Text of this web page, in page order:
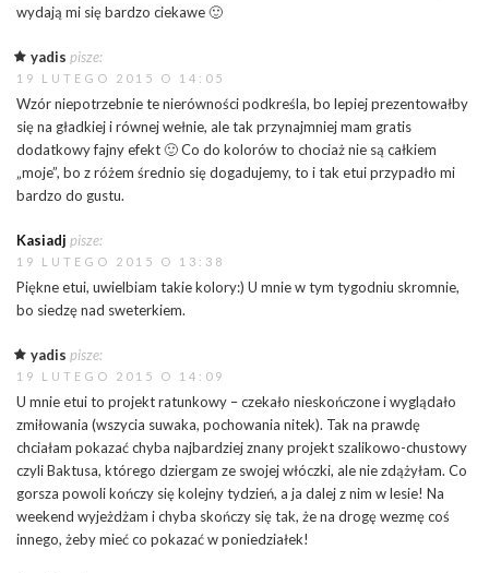
wydają mi się bardzo ciekawe 🙂
yadis pisze:
19 LUTEGO 2015 O 14:05
Wzór niepotrzebnie te nierówności podkreśla, bo lepiej prezentowałby
się na gładkiej i równej wełnie, ale tak przynajmniej mam gratis
dodatkowy fajny efekt 🙂 Co do kolorów to chociaż nie są całkiem
„moje”, bo z różem średnio się dogadujemy, to i tak etui przypadło mi
bardzo do gustu.
Kasiadj pisze:
19 LUTEGO 2015 O 13:38
Piękne etui, uwielbiam takie kolory:) U mnie w tym tygodniu skromnie,
bo siedzę nad sweterkiem.
yadis pisze:
19 LUTEGO 2015 O 14:09
U mnie etui to projekt ratunkowy – czekało nieskończone i wyglądało
zmiłowania (wszycia suwaka, pochowania nitek). Tak na prawdę
chciałam pokazać chyba najbardziej znany projekt szalikowo-chustowy
czyli Baktusa, którego dziergam ze swojej włóczki, ale nie zdążyłam. Co
gorsza powoli kończy się kolejny tydzień, a ja dalej z nim w lesie! Na
weekend wyjeżdżam i chyba skończy się tak, że na drogę wezmę coś
innego, żeby mieć co pokazać w poniedziałek!